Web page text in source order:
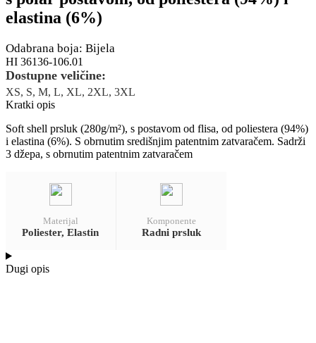
elastina (6%)
Odabrana boja: Bijela
HI 36136-106.01
Dostupne veličine:
XS, S, M, L, XL, 2XL, 3XL
Kratki opis
Soft shell prsluk (280g/m²), s postavom od flisa, od poliestera (94%)
i elastina (6%). S obrnutim središnjim patentnim zatvaračem. Sadrži
3 džepa, s obrnutim patentnim zatvaračem
Materijal
Poliester, Elastin
Komponente
Radni prsluk
Dugi opis